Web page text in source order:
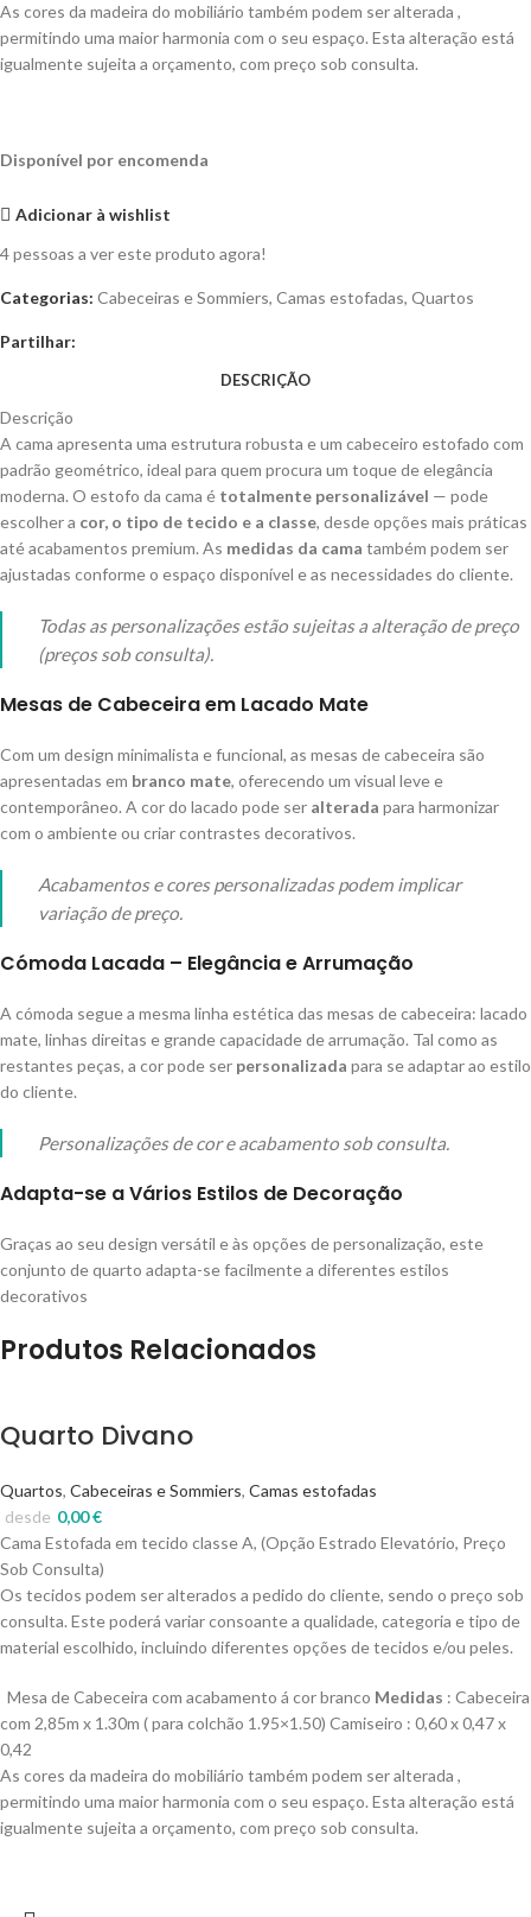
As cores da madeira do mobiliário também podem ser alterada ,
permitindo uma maior harmonia com o seu espaço. Esta alteração está
igualmente sujeita a orçamento, com preço sob consulta.
Disponível por encomenda
Adicionar à wishlist
4pessoas a ver este produto agora!
Categorias: Cabeceiras e Sommiers, Camas estofadas, Quartos
Partilhar:
DESCRIÇÃO
Descrição
A cama apresenta uma estrutura robusta e um cabeceiro estofado com
padrão geométrico, ideal para quem procura um toque de elegância
moderna. O estofo da cama é totalmente personalizável — pode
escolher a cor, o tipo de tecido e a classe, desde opções mais práticas
até acabamentos premium. As medidas da cama também podem ser
ajustadas conforme o espaço disponível e as necessidades do cliente.
Todas as personalizações estão sujeitas a alteração de preço
(preços sob consulta).
Mesas de Cabeceira em Lacado Mate
Com um design minimalista e funcional, as mesas de cabeceira são
apresentadas em branco mate, oferecendo um visual leve e
contemporâneo. A cor do lacado pode ser alterada para harmonizar
com o ambiente ou criar contrastes decorativos.
Acabamentos e cores personalizadas podem implicar
variação de preço.
Cómoda Lacada – Elegância e Arrumação
A cómoda segue a mesma linha estética das mesas de cabeceira: lacado
mate, linhas direitas e grande capacidade de arrumação. Tal como as
restantes peças, a cor pode ser personalizada para se adaptar ao estilo
do cliente.
Personalizações de cor e acabamento sob consulta.
Adapta-se a Vários Estilos de Decoração
Graças ao seu design versátil e às opções de personalização, este
conjunto de quarto adapta-se facilmente a diferentes estilos
decorativos
Produtos Relacionados
Quarto Divano
Quartos, Cabeceiras e Sommiers, Camas estofadas
0,00€
desde
Cama Estofada em tecido classe A, (Opção Estrado Elevatório, Preço
Sob Consulta)
Os tecidos podem ser alterados a pedido do cliente, sendo o preço sob
consulta. Este poderá variar consoante a qualidade, categoria e tipo de
material escolhido, incluindo diferentes opções de tecidos e/ou peles.
Mesa de Cabeceira com acabamento á cor branco Medidas : Cabeceira
com 2,85m x 1.30m ( para colchão 1.95×1.50) Camiseiro : 0,60 x 0,47 x
0,42
As cores da madeira do mobiliário também podem ser alterada ,
permitindo uma maior harmonia com o seu espaço. Esta alteração está
igualmente sujeita a orçamento, com preço sob consulta.